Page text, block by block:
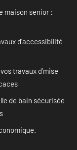
maison senior :
d’accessibilité
travaux d’mise
de bain sécurisée